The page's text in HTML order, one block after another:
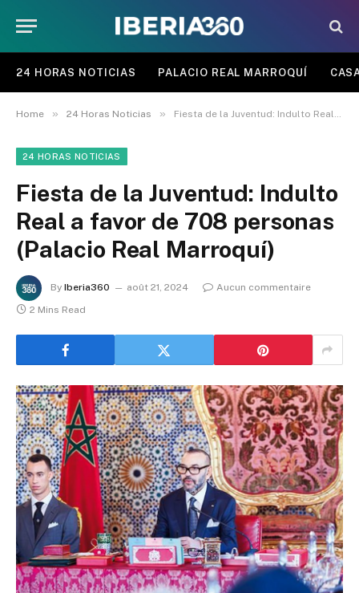
24 HORAS NOTICIAS PALACIO REAL MARROQUÍ
Home » 24 Horas Noticias » Fiesta de la Juventud: Indulto Real a favor de 708 personas (Palacio Real Marroquí)
24 HORAS NOTICIAS
Fiesta de la Juventud: Indulto
Real a favor de 708 personas
(Palacio Real Marroquí)
By Iberia360 août 21, 2024
Aucun commentaire
2 Mins Read